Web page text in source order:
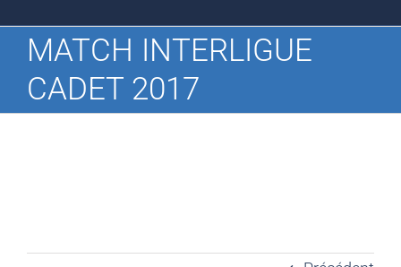
MATCH INTERLIGUE
CADET 2017